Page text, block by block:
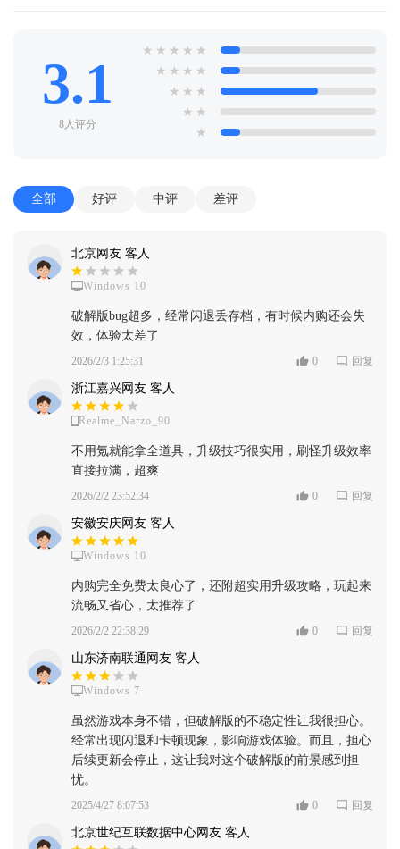
3.1
8人评分
★ ★ ★ ★ ★
★ ★ ★ ★
★ ★ ★
★ ★
★
全部 好评 中评 差评
北京网友 客人
Windows 10
破解版bug超多，经常闪退丢存档，有时候内购还会失
效，体验太差了
2026/2/3 1:25:31 0 回复
浙江嘉兴网友 客人
Realme_Narzo_90
不用氪就能拿全道具，升级技巧很实用，刷怪升级效率
直接拉满，超爽
2026/2/2 23:52:34 0 回复
安徽安庆网友 客人
Windows 10
内购完全免费太良心了，还附超实用升级攻略，玩起来
流畅又省心，太推荐了
2026/2/2 22:38:29 0 回复
山东济南联通网友 客人
Windows 7
虽然游戏本身不错，但破解版的不稳定性让我很担心。
经常出现闪退和卡顿现象，影响游戏体验。而且，担心
后续更新会停止，这让我对这个破解版的前景感到担
忧。
2025/4/27 8:07:53 0 回复
北京世纪互联数据中心网友 客人